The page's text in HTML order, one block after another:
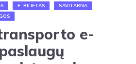
E. BILIETAS
SAVITARNA
e-